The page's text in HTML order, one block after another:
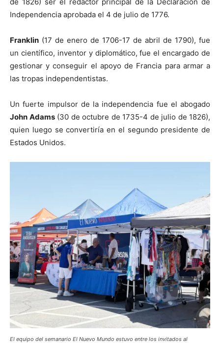
de 1826) ser el redactor principal de la Declaración de
Independencia aprobada el 4 de julio de 1776.
Franklin (17 de enero de 1706-17 de abril de 1790), fue
un científico, inventor y diplomático, fue el encargado de
gestionar y conseguir el apoyo de Francia para armar a
las tropas independentistas.
Un fuerte impulsor de la independencia fue el abogado
John Adams(30 de octubre de 1735-4 de julio de 1826),
quien luego se convertiría en el segundo presidente de
Estados Unidos.
El equipo del semanario El Nuevo Mundo estuvo entre los invitados al